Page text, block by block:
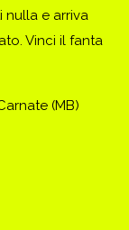
nulla e arriva
Vinci il fanta
(MB)